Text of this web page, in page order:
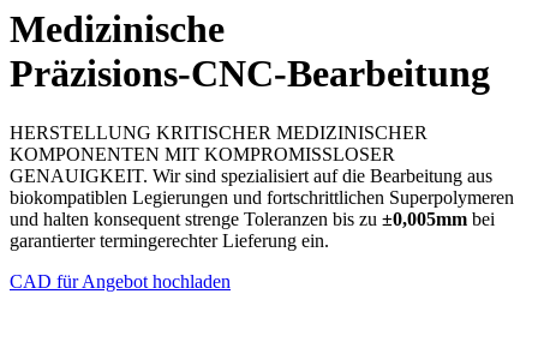
Medizinische
Präzisions-CNC-Bearbeitung
HERSTELLUNG KRITISCHER MEDIZINISCHER
KOMPONENTEN MIT KOMPROMISSLOSER
GENAUIGKEIT. Wir sind spezialisiert auf die Bearbeitung aus
biokompatiblen Legierungen und fortschrittlichen Superpolymeren
und halten konsequent strenge Toleranzen bis zu ±0,005mm bei
garantierter termingerechter Lieferung ein.
CAD für Angebot hochladen